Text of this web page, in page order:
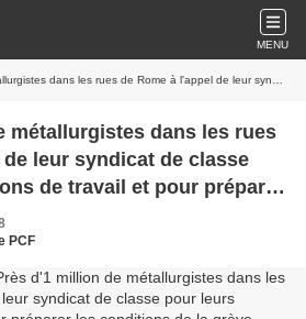
MENU
à l'appel de leur syndicat de classe pour leurs conditions de travail et pour préparer les conditions de la grève générale
métallurgistes dans les rues
leur syndicat de classe
de travail et pour préparer
grève générale
PCF